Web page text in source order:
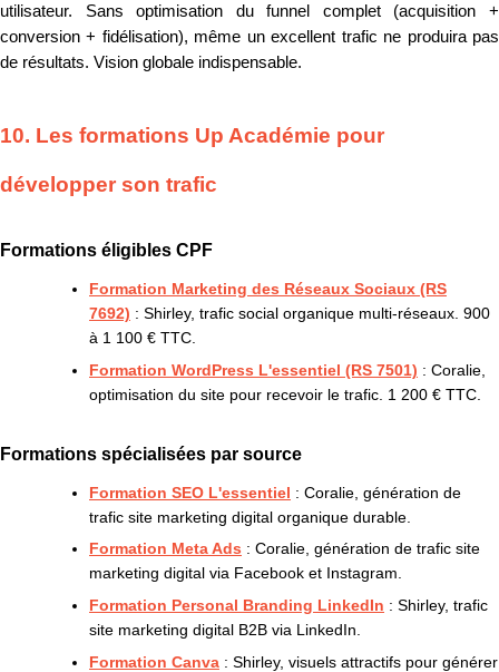
utilisateur. Sans optimisation du funnel complet (acquisition +
conversion + fidélisation), même un excellent trafic ne produira pas
de résultats. Vision globale indispensable.
10. Les formations Up Académie pour
développer son trafic
Formations éligibles CPF
Formation Marketing des Réseaux Sociaux (RS
7692) : Shirley, trafic social organique multi-réseaux. 900
à 1 100 € TTC.
Formation WordPress L'essentiel (RS 7501) : Coralie,
optimisation du site pour recevoir le trafic. 1 200 € TTC.
Formations spécialisées par source
Formation SEO L'essentiel : Coralie, génération de
trafic site marketing digital organique durable.
Formation Meta Ads : Coralie, génération de trafic site
marketing digital via Facebook et Instagram.
Formation Personal Branding LinkedIn : Shirley, trafic
site marketing digital B2B via LinkedIn.
Formation Canva : Shirley, visuels attractifs pour générer